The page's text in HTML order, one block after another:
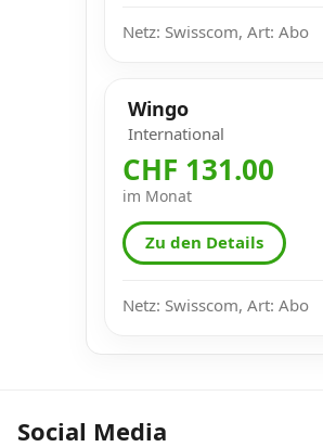
Netz: Swisscom, Art: Abo
Wingo
International
CHF 131.00
im Monat
Zu den Details
Netz: Swisscom, Art: Abo
Social Media